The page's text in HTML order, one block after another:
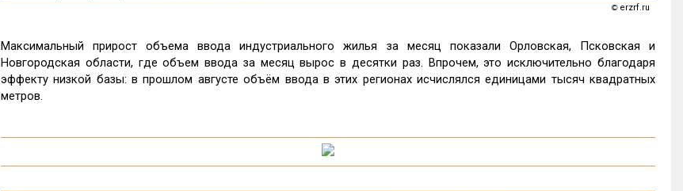
©erzrf.ru
Максимальный прирост объема ввода индустриального жилья за месяц показали Орловская, Псковская и
Новгородская области, где объем ввода за месяц вырос в десятки раз. Впрочем, это исключительно благодаря
эффекту низкой базы: в прошлом августе объём ввода в этих регионах исчислялся единицами тысяч квадратных
метров.